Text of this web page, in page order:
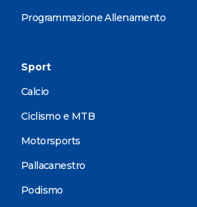
Programmazione Allenamento
Sport
Calcio
Ciclismo e MTB
Motorsports
Pallacanestro
Podismo